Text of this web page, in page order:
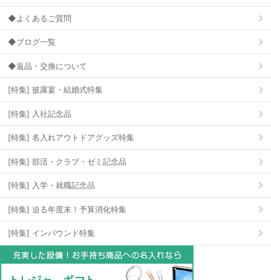
◆よくあるご質問
◆ブログ一覧
◆返品・交換について
[特集] 披露宴・結婚式特集
[特集] 入社記念品
[特集] 名入れアウトドアグッズ特集
[特集] 部活・クラブ・ゼミ記念品
[特集] 入学・就職記念品
[特集] 迫る年度末！予算消化特集
[特集] インバウンド特集